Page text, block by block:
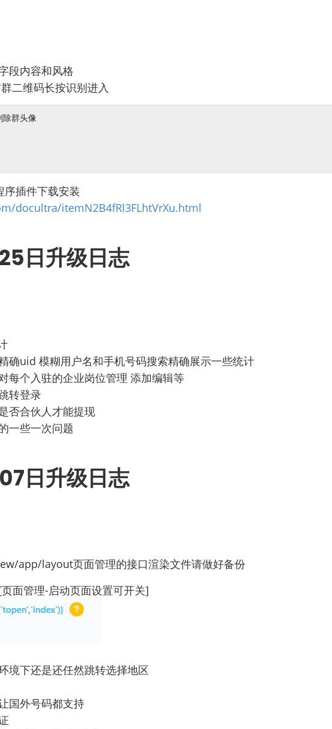
段内容和风格
二维码长按识别进入
除群头像
插件下载安装
docultra/itemN2B4fRl3FLhtVrXu.html
日升级日志
确uid 模糊用户名和手机号码搜索精确展示一些统计
每个入驻的企业岗位管理 添加编辑等
转登录
否合伙人才能提现
一些一次问题
日升级日志
app/layout页面管理的接口渲染文件请做好备份
面管理-启动页面设置可开关]
境下还是还任然跳转选择地区
国外号码都支持